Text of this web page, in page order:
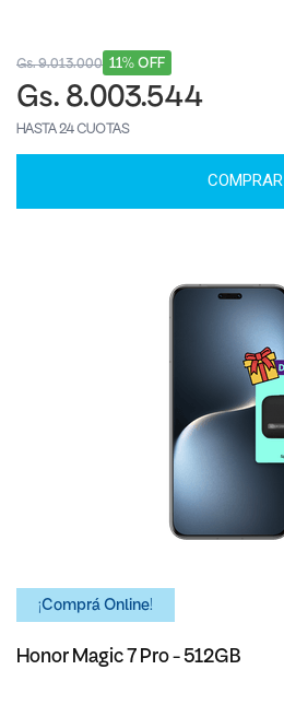
11% OFF
Gs. 9.013.000
Gs. 8.003.544
HASTA 24 CUOTAS
COMPRAR
¡Comprá Online!
Honor Magic 7 Pro - 512GB